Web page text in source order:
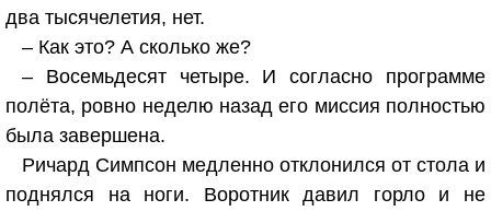
два тысячелетия, нет.
– Как это? А сколько же?
– Восемьдесят четыре. И согласно программе
полёта, ровно неделю назад его миссия полностью
была завершена.
Ричард Симпсон медленно отклонился от стола и
поднялся на ноги. Воротник давил горло и не